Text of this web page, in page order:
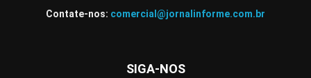
Contate-nos: comercial@jornalinforme.com.br
SIGA-NOS